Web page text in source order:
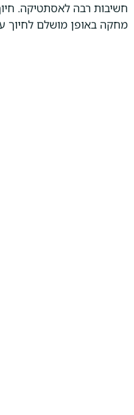
חשיבות רבה לאסתטיקה.
מחקה באופן מושלם לחיוך